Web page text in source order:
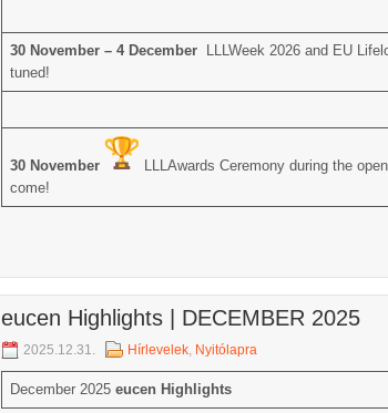
30 November – 4 December
LLLWeek 2026 and EU
tuned!
30 November
LLLAwards Ceremony during the
come!
eucen Highlights | DECEMBER 2025
2025.12.31. Hírlevelek, Nyitólapra
December 2025 eucen Highlights